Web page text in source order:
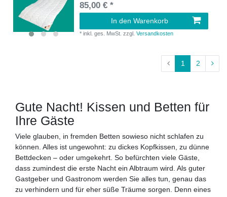
85,00 € *
In den Warenkorb
*inkl. ges. MwSt. zzgl.Versandkosten
1 2
Gute Nacht! Kissen und Betten für
Ihre Gäste
Viele glauben, in fremden Betten sowieso nicht schlafen zu
können. Alles ist ungewohnt: zu dickes Kopfkissen, zu dünne
Bettdecken – oder umgekehrt. So befürchten viele Gäste,
dass zumindest die erste Nacht ein Albtraum wird. Als guter
Gastgeber und Gastronom werden Sie alles tun, genau das
zu verhindern und für eher süße Träume sorgen. Denn eines